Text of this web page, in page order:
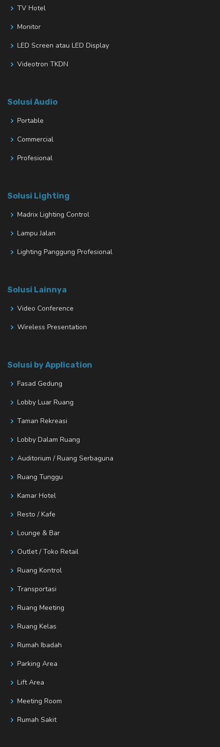
TV Hotel
Monitor
LED Screen atau LED Display
Videotron TKDN
Solusi Audio
Portable
Commercial
Profesional
Solusi Lighting
Madrix Lighting Control
Lampu Jalan
Lighting Panggung Profesional
Solusi Lainnya
Video Conference
Wireless Presentation
Solusi by Application
Fasad Gedung
Lobby Luar Ruang
Taman Rekreasi
Lobby Dalam Ruang
Auditorium / Ruang Serbaguna
Ruang Tunggu
Kamar Hotel
Resto / Kafe
Lounge & Bar
Outlet / Toko Retail
Ruang Kontrol
Transportasi
Ruang Meeting
Ruang Kelas
Rumah Ibadah
Parking Area
Lift Area
Meeting Room
Rumah Sakit